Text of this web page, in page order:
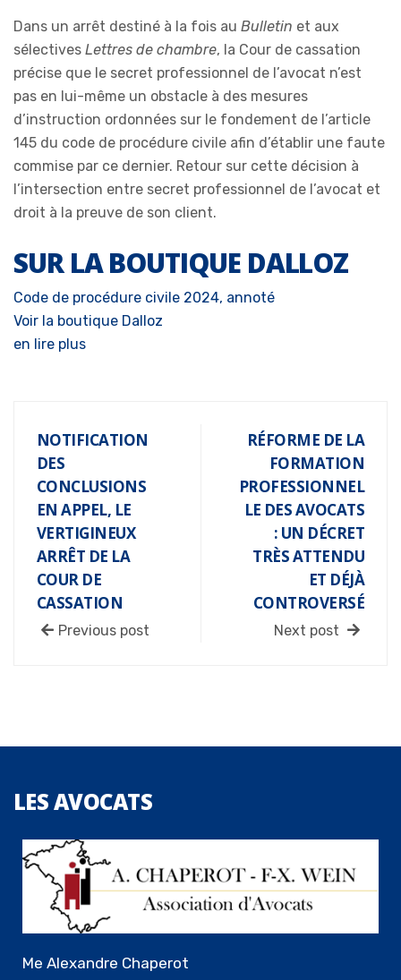
Dans un arrêt destiné à la fois au Bulletin et aux
sélectives Lettres de chambre, la Cour de cassation
précise que le secret professionnel de l’avocat n’est
pas en lui-même un obstacle à des mesures
d’instruction ordonnées sur le fondement de l’article
145 du code de procédure civile afin d’établir une faute
commise par ce dernier. Retour sur cette décision à
l’intersection entre secret professionnel de l’avocat et
droit à la preuve de son client.
SUR LA BOUTIQUE DALLOZ
Code de procédure civile 2024, annoté
Voir la boutique Dalloz
en lire plus
NOTIFICATION
DES
CONCLUSIONS
EN APPEL, LE
VERTIGINEUX
ARRÊT DE LA
COUR DE
CASSATION
Previous post
RÉFORME DE LA
FORMATION
PROFESSIONNEL
LE DES AVOCATS
: UN DÉCRET
TRÈS ATTENDU
ET DÉJÀ
CONTROVERSÉ
Next post
LESAVOCATS
Me Alexandre Chaperot